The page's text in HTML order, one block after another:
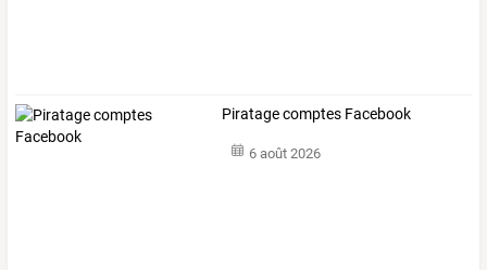
Piratage comptes Facebook
6 août 2026